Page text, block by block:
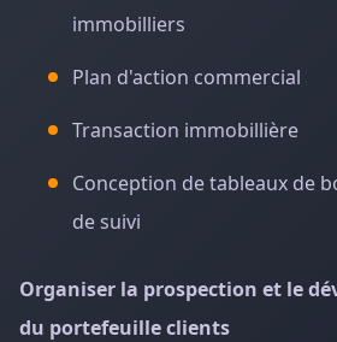
immobilliers
Plan d'action commercial
Transaction immobillière
Conception de tableaux de
de suivi
Organiser la prospection et le
du portefeuille clients